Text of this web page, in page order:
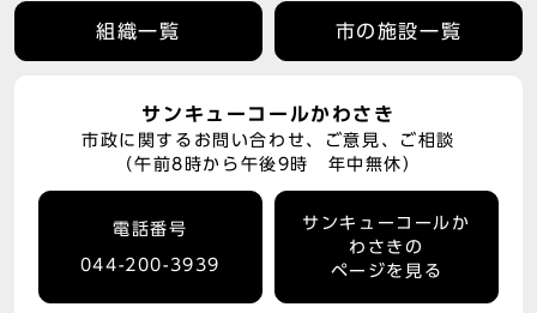
組織一覧 市の施設一覧
サンキューコールかわさき
市政に関するお問い合わせ、ご意見、ご相談
（午前8時から午後9時 年中無休）
電話番号
044-200-3939
サンキューコールか
わさきの
ページを見る